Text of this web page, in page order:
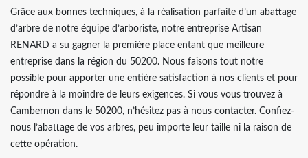
Grâce aux bonnes techniques, à la réalisation parfaite d’un abattage
d’arbre de notre équipe d’arboriste, notre entreprise Artisan
RENARD a su gagner la première place entant que meilleure
entreprise dans la région du 50200. Nous faisons tout notre
possible pour apporter une entière satisfaction à nos clients et pour
répondre à la moindre de leurs exigences. Si vous vous trouvez à
Cambernon dans le 50200, n’hésitez pas à nous contacter. Confiez-
nous l’abattage de vos arbres, peu importe leur taille ni la raison de
cette opération.